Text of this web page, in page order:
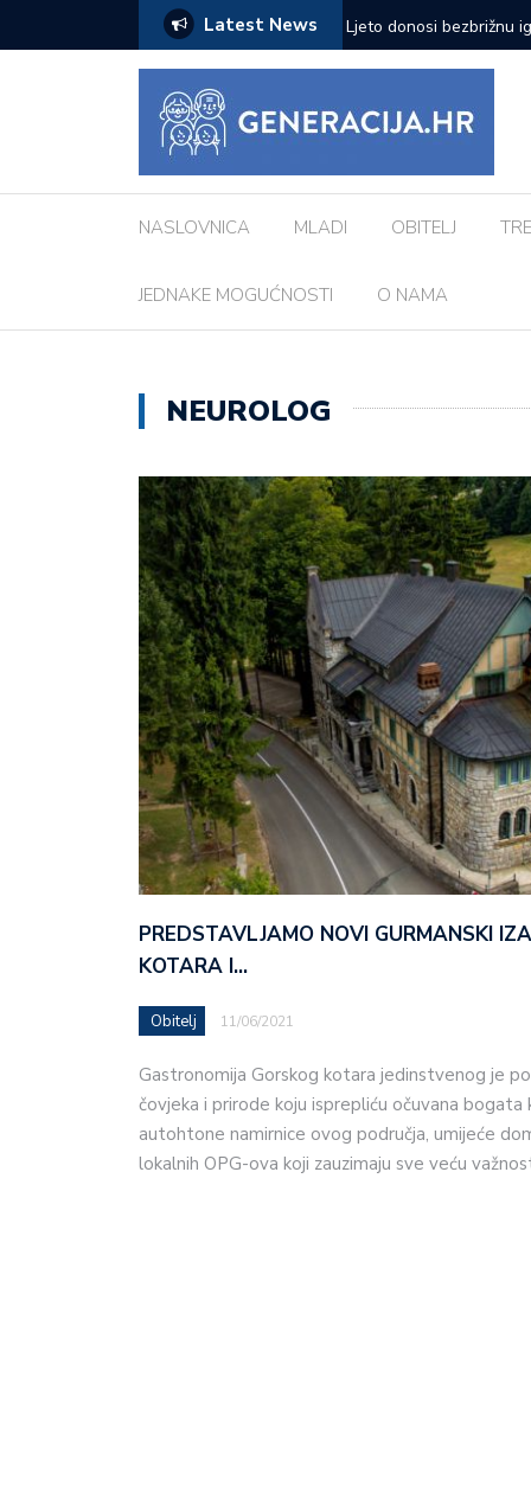
Latest News
Evo koji su najčešći kod djece
Vanessa Mioč najavljuje
pripremao za ovo’
NASLOVNICA MLADI OBITELJ
JEDNAKE MOGUĆNOSTI O NAMA
NEUROLOG
PREDSTAVLJAMO NOVI GURMANSKI
KOTARA I…
Obitelj 11/06/2021
Gastronomija Gorskog kotara jedinstvenog je
čovjeka i prirode koju isprepliću očuvana bogata
autohtone namirnice ovog područja, umijeće
lokalnih OPG-ova koji zauzimaju sve veću